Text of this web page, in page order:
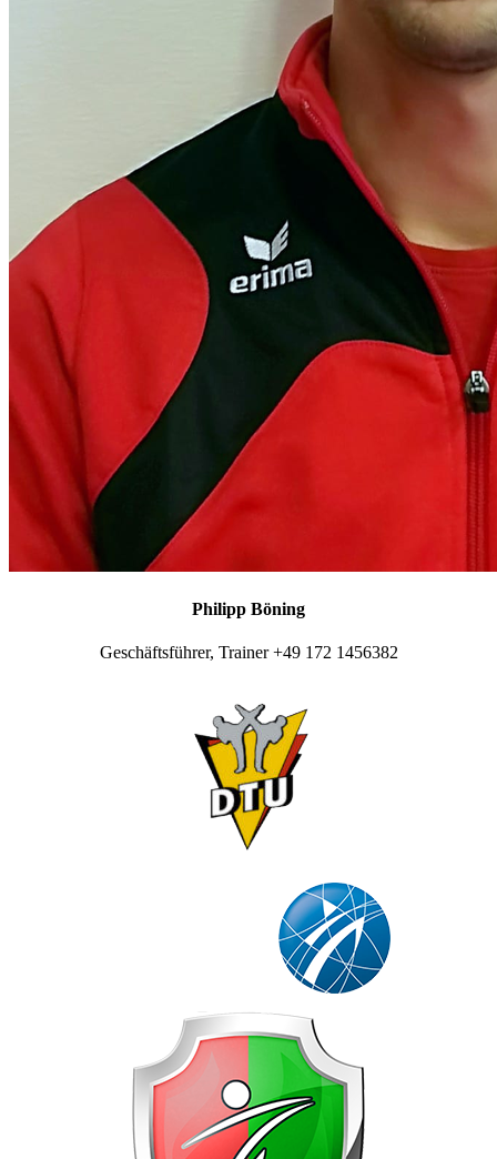
Philipp Böning
Geschäftsführer, Trainer +49 172 1456382